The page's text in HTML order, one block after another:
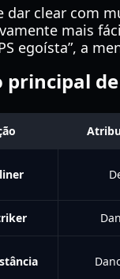
dar clear com
mais
egoísta”, a
principal